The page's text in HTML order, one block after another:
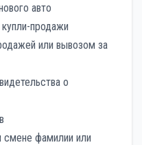
авто
продажи
или вывозом за
о
смене фамилии или